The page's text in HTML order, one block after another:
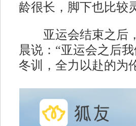
龄很长，脚下也比较
亚运会结束之后，
晨说：“亚运会之后
冬训，全力以赴的为